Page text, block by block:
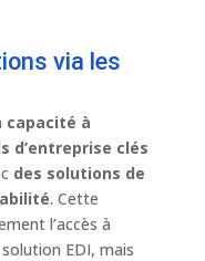
via les
capacité à
d’entreprise clés
des solutions de
. Cette
l’accès à
EDI, mais